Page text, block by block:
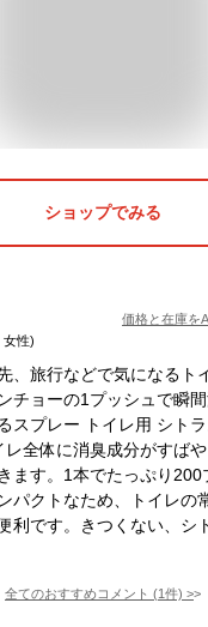
ショップでみる
価格と在庫を
女性)
、旅行などで気になるト
チョーの1プッシュで瞬
スプレー トイレ用 シトラ
レ全体に消臭成分がすば
ます。1本でたっぷり200
パクトなため、トイレの
利です。きつくない、シ
全てのおすすめコメント (1件) >